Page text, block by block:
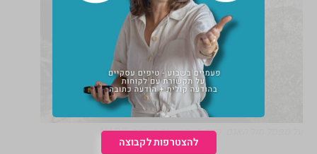
על ספסל מול האגם. הנוף מצפון אגם גארדה, NAGO
להצטרפות לקבוצה